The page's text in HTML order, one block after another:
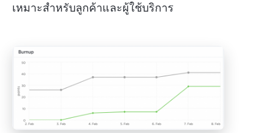
เหมาะสำหรับลูกค้าและผู้ใช้บริการ